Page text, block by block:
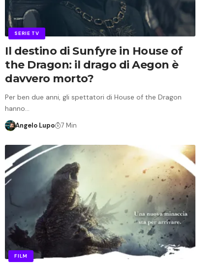
SERIE TV
Il destino di Sunfyre in House of
the Dragon: il drago di Aegon è
davvero morto?
Per ben due anni, gli spettatori di House of the Dragon
hanno…
Angelo Lupo 7 Min
FILM